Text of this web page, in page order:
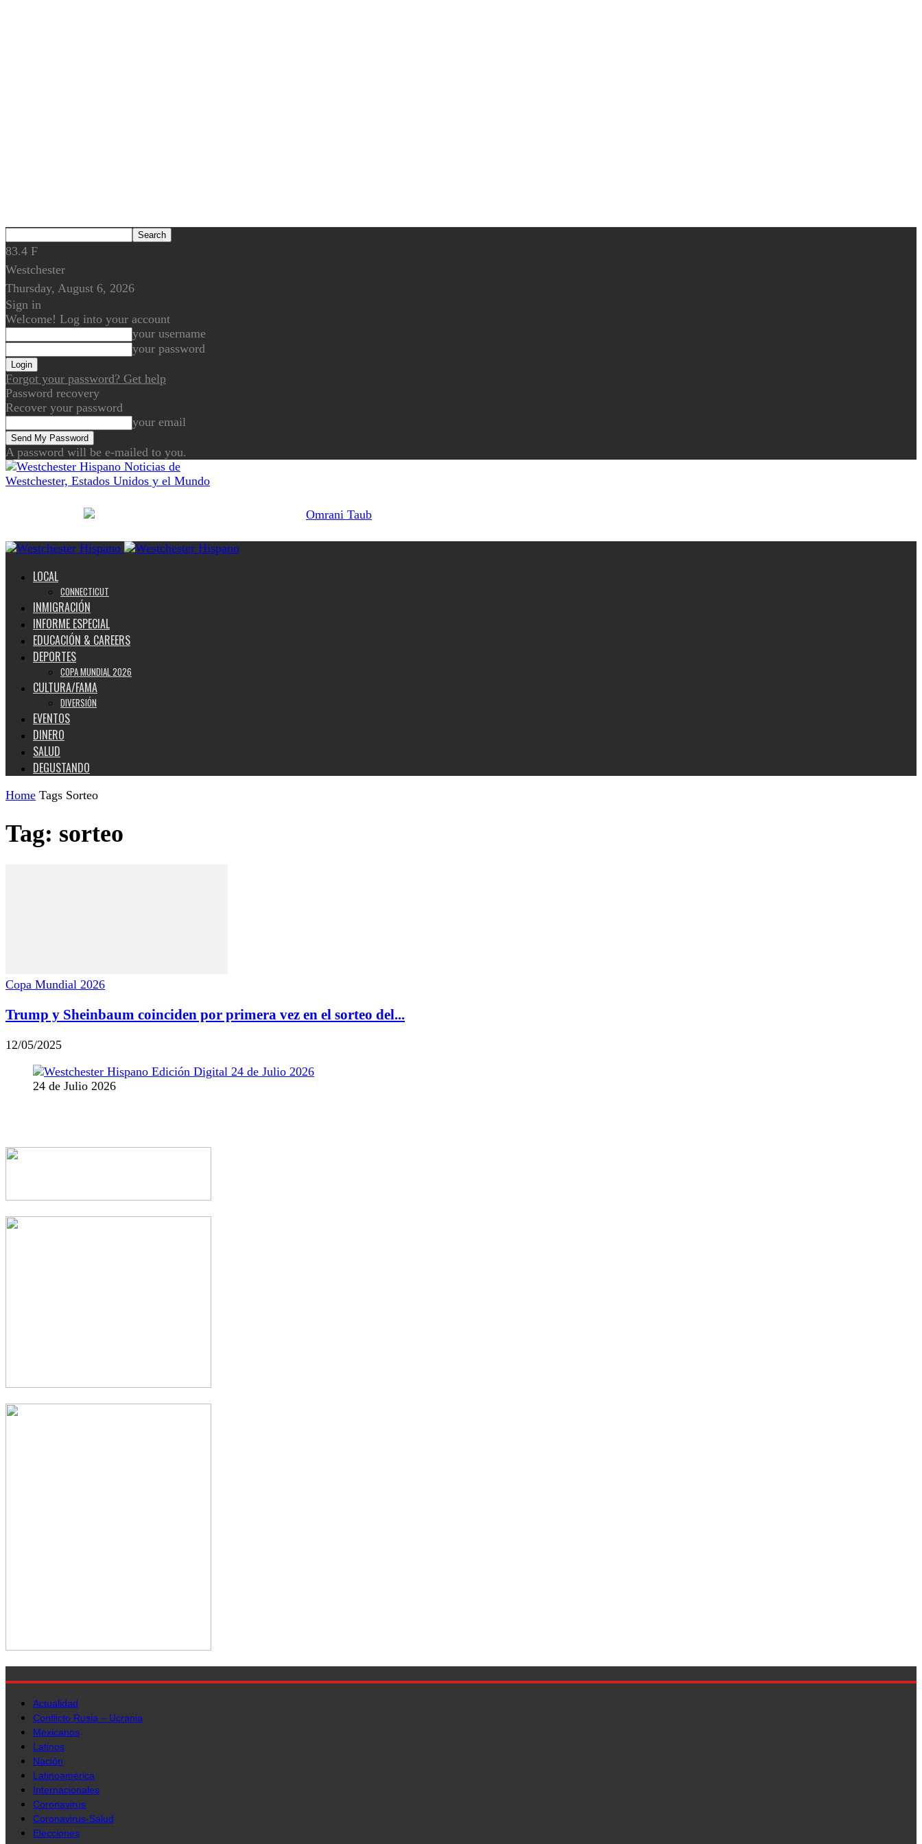
83.4 F
Westchester
Thursday, August 6, 2026
Sign in
Welcome! Log into your account
your username
your password
Forgot your password? Get help
Password recovery
Recover your password
your email
A password will be e-mailed to you.
Noticias de
Westchester, Estados Unidos y el Mundo
LOCAL
CONNECTICUT
INMIGRACIÓN
INFORME ESPECIAL
EDUCACIÓN & CAREERS
DEPORTES
COPA MUNDIAL 2026
CULTURA/FAMA
DIVERSIÓN
EVENTOS
DINERO
SALUD
DEGUSTANDO
Home Tags Sorteo
Tag: sorteo
Copa Mundial 2026
Trump y Sheinbaum coinciden por primera vez en el sorteo del...
12/05/2025
24 de Julio 2026
Actualidad
Conflicto Rusia – Ucrania
Mexicanos
Latinos
Nación
Latinoamérica
Internacionales
Coronavirus
Coronavirus-Salud
Elecciones